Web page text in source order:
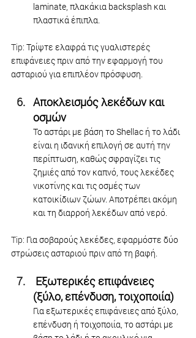
laminate, πλακάκια backsplash και
πλαστικά έπιπλα.
Tip: Τρίψτε ελαφρά τις γυαλιστερές
επιφάνειες πριν από την εφαρμογή του
ασταριού για επιπλέον πρόσφυση.
Αποκλεισμός λεκέδων και
οσμών
Το αστάρι με βάση το Shellac ή το λάδι
είναι η ιδανική επιλογή σε αυτή την
περίπτωση, καθώς σφραγίζει τις
ζημιές από τον καπνό, τους λεκέδες
νικοτίνης και τις οσμές των
κατοικίδιων ζώων. Αποτρέπει ακόμη
και τη διαρροή λεκέδων από νερό.
Tip: Για σοβαρούς λεκέδες, εφαρμόστε δύο
στρώσεις ασταριού πριν από τη βαφή.
Εξωτερικές επιφάνειες
(ξύλο, επένδυση, τοιχοποιία)
Για εξωτερικές επιφάνειες από ξύλο,
επένδυση ή τοιχοποιία, το αστάρι με